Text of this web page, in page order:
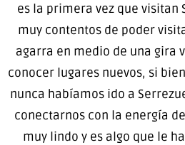
es la primera vez que visitan
muy contentos de poder
agarra en medio de una gira
conocer lugares nuevos, si
nunca habíamos ido a
conectarnos con la energía
muy lindo y es algo que le